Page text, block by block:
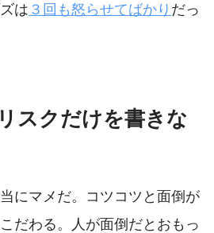
は ３回も怒らせてばかり だっ
スクだけを書きな
にマメだ。コツコツと面倒が
だわる。人が面倒だとおもっ